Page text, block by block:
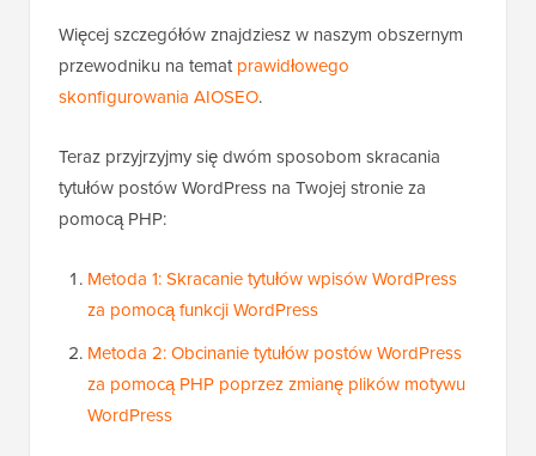
Więcej szczegółów znajdziesz w naszym obszernym
przewodniku na tematprawidłowego
skonfigurowania AIOSEO.
Teraz przyjrzyjmy się dwóm sposobom skracania
tytułów postów WordPress na Twojej stronie za
pomocą PHP:
Metoda 1: Skracanie tytułów wpisów WordPress
za pomocą funkcji WordPress
Metoda 2: Obcinanie tytułów postów WordPress
za pomocą PHP poprzez zmianę plików motywu
WordPress